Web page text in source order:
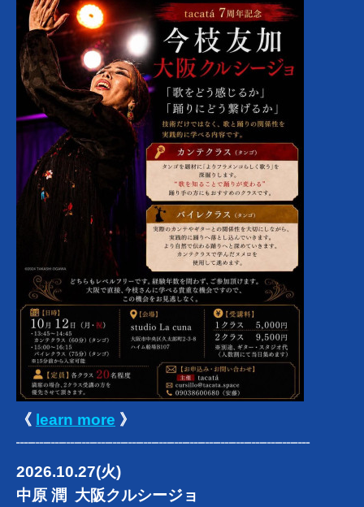
《 learn more 》
┈┈┈┈┈┈┈┈┈┈┈┈┈┈┈┈┈┈┈
2026.10.27(火)
中原 潤 大阪クルシージョ